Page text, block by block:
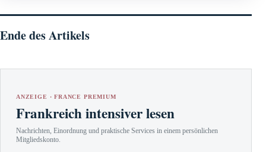
Ende des Artikels
ANZEIGE · FRANCE PREMIUM
Frankreich intensiver lesen
Nachrichten, Einordnung und praktische Services in einem persönlichen
Mitgliedskonto.